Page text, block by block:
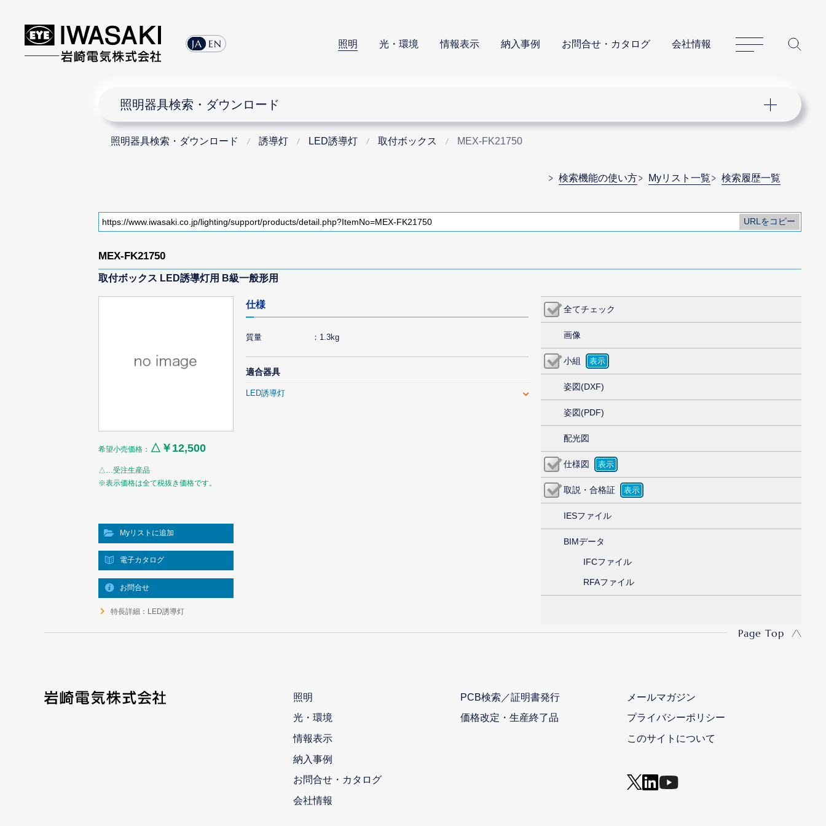
JA EN 照明 光・環境 情報表示 納入事例 お問合せ・カタログ 会社情報
サイトマップ
照明器具検索・ダウンロード
照明器具検索・ダウンロード 誘導灯 LED誘導灯 取付ボックス MEX-FK21750
検索機能の使い方 Myリスト一覧 検索履歴一覧
MEX-FK21750
取付ボックス LED誘導灯用 B級一般形用
希望小売価格： △￥12,500
△…受注生産品
※表示価格は全て税抜き価格です。
Myリストに追加
電子カタログ
お問合せ
特長詳細：LED誘導灯
全てチェック
画像
小組
姿図(DXF)
姿図(PDF)
配光図
仕様図
取説・合格証
IESファイル
BIMデータ
IFCファイル
RFAファイル
仕様
質量 1.3kg
適合器具
LED誘導灯
Page Top
照明
光・環境
情報表示
納入事例
お問合せ・カタログ
会社情報
PCB検索／証明書発行
価格改定・生産終了品
メールマガジン
プライバシーポリシー
このサイトについて